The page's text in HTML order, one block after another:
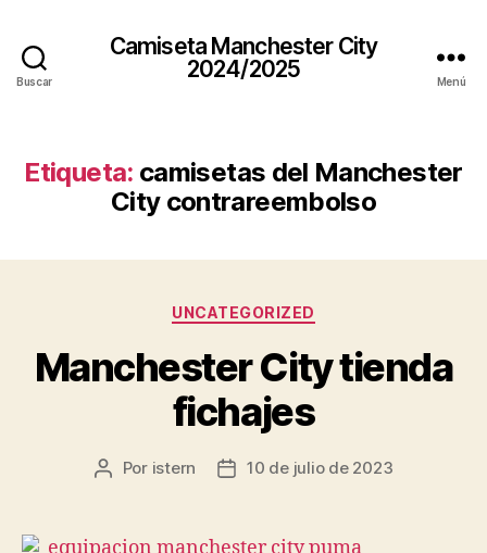
Buscar
Camiseta Manchester City
2024/2025
Menú
Etiqueta: camisetas del Manchester
City contrareembolso
Categorías
UNCATEGORIZED
Manchester City tienda
fichajes
Autor
entrada
Por istern
Fecha
entrada
10 de julio de 2023